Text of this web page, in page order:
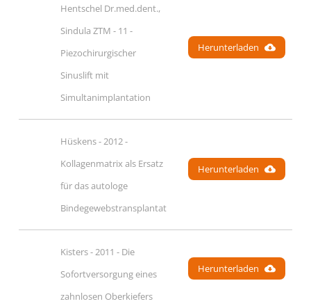
Hentschel Dr.med.dent.,
Sindula ZTM - 11 -
Piezochirurgischer
Sinuslift mit
Simultanimplantation
Herunterladen
Hüskens - 2012 -
Kollagenmatrix als Ersatz
für das autologe
Bindegewebstransplantat
Herunterladen
Kisters - 2011 - Die
Sofortversorgung eines
zahnlosen Oberkiefers
Herunterladen